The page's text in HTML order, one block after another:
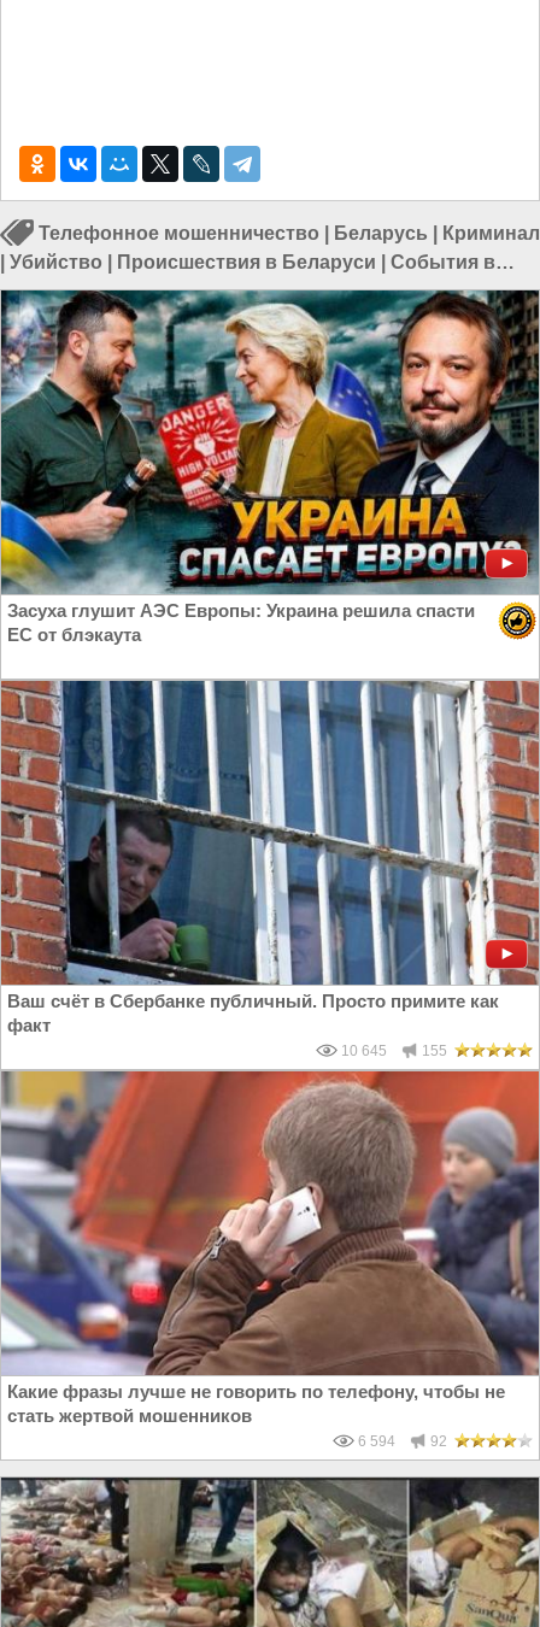
Телефонное мошенничество Беларусь
Криминал
Убийство Происшествия в Беларуси
События в
Беларуси
Засуха глушит АЭС Европы: Украина решила спасти
ЕС от блэкаута
Ваш счёт в Сбербанке публичный. Просто примите как
факт
10 645 155
Какие фразы лучше не говорить по телефону, чтобы не
стать жертвой мошенников
6 594 92